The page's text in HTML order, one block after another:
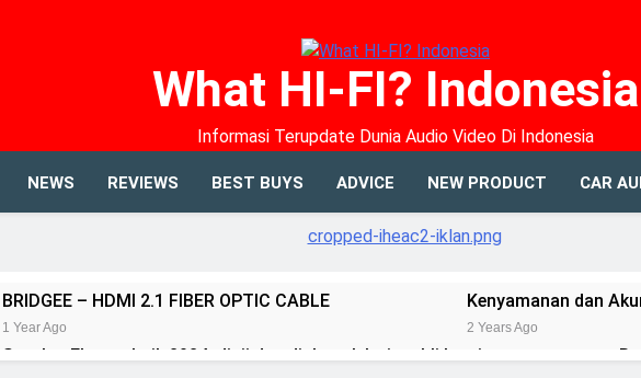
What HI-FI? Indonesia
Informasi Terupdate Dunia Audio Video Di Indonesia
NEWS REVIEWS BEST BUYS ADVICE NEW PRODUCT CAR
BRIDGEE – HDMI 2.1 FIBER OPTIC CABLE
1 Year Ago
Kenyamanan dan
2 Years Ago
Speaker Elac terbaik 2024: diuji dan diulas oleh tim ahli kami